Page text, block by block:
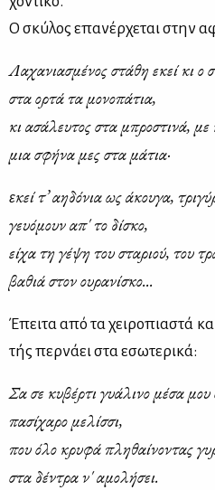
Ο σκύ­λος επα­νέρ­χε­ται στην
Λα­χα­νια­σμέ­νος στά­θη εκεί κι
στα ορ­τά τα μο­νο­πά­τια,
κι ασά­λευ­τος στα μπρο­στι­νά,
μια σφή­να μες στα μά­τια·
εκεί τ’ αη­δό­νια ως άκου­γα,
γευό­μουν απ' το δί­σκο,
εί­χα τη γέ­ψη του στα­ριού, του
βα­θιά στον ου­ρα­νί­σκο...
Έπει­τα από τα χει­ρο­πια­στά
τής περ­νά­ει στα εσω­τε­ρι­κά:
Σα σε κυ­βέρ­τι γυά­λι­νο μέ­σα
πα­σί­χα­ρο με­λίσ­σι,
που όλο κρυ­φά πλη­θαί­νο­ντας
στα δέ­ντρα ν' αμο­λή­σει.